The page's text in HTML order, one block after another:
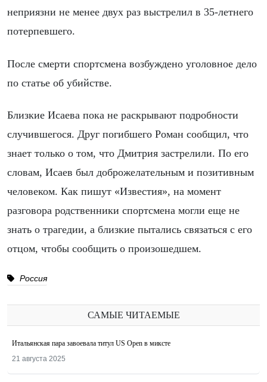
неприязни не менее двух раз выстрелил в 35-летнего
потерпевшего.
После смерти спортсмена возбуждено уголовное дело
по статье об убийстве.
Близкие Исаева пока не раскрывают подробности
случившегося. Друг погибшего Роман сообщил, что
знает только о том, что Дмитрия застрелили. По его
словам, Исаев был доброжелательным и позитивным
человеком. Как пишут «Известия», на момент
разговора родственники спортсмена могли еще не
знать о трагедии, а близкие пытались связаться с его
отцом, чтобы сообщить о произошедшем.
Россия
САМЫЕ ЧИТАЕМЫЕ
Итальянская пара завоевала титул US Open в миксте
21 августа 2025